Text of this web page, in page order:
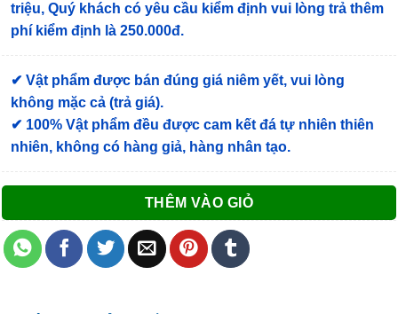
triệu, Quý khách có yêu cầu kiểm định vui lòng trả thêm
phí kiểm định là 250.000đ.
✔ Vật phẩm được bán đúng giá niêm yết, vui lòng
không mặc cả (trả giá).
✔ 100% Vật phẩm đều được cam kết đá tự nhiên thiên
nhiên, không có hàng giả, hàng nhân tạo.
THÊM VÀO GIỎ